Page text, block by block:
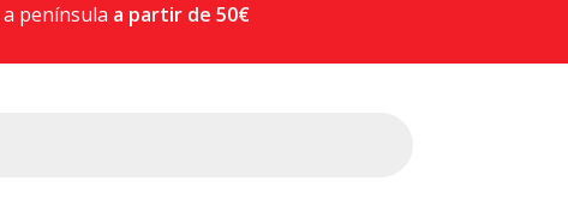
a península a partir de 50€